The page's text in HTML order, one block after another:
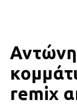
remix